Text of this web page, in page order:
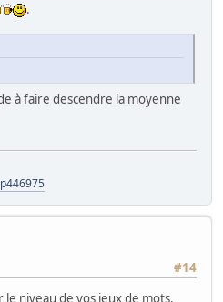
.
à faire descendre la moyenne
#14